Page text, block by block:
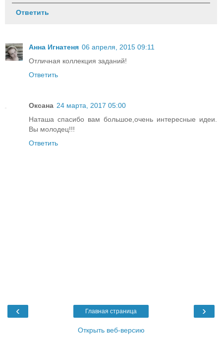
Ответить
Анна Игнатеня 06 апреля, 2015 09:11
Отличная коллекция заданий!
Ответить
Оксана 24 марта, 2017 05:00
Наташа спасибо вам большое,очень интересные идеи.
Вы молодец!!!
Ответить
‹ ›
Главная страница
Открыть веб-версию